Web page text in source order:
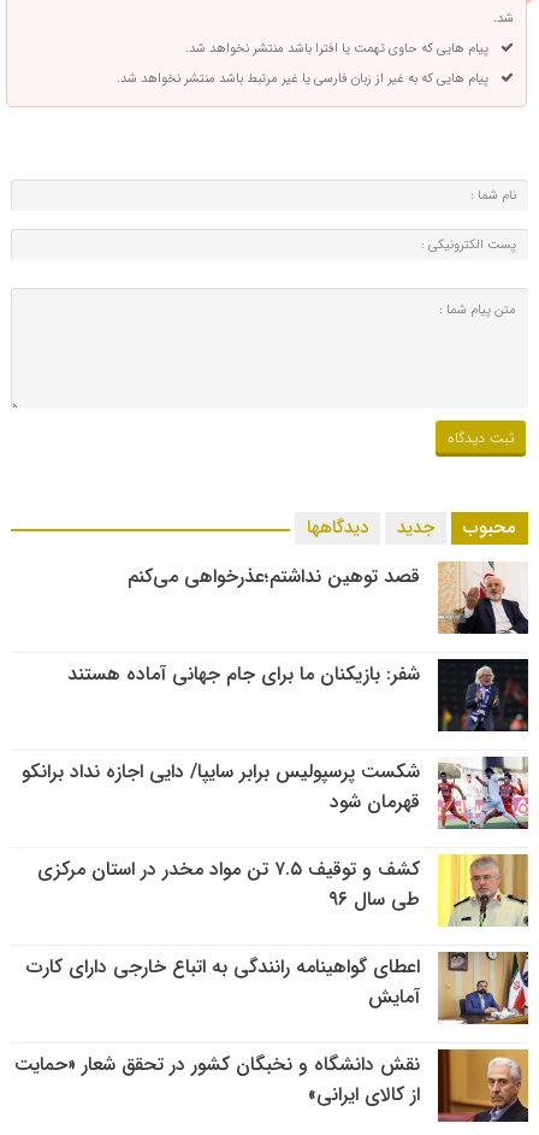
شد.
پیام هایی که حاوی تهمت یا افترا باشد منتشر نخواهد شد.
پیام هایی که به غیر از زبان فارسی یا غیر مرتبط باشد منتشر نخواهد شد.
محبوب جدید دیدگاهها
قصد توهین نداشتم؛عذرخواهی می‌کنم
شفر: بازیکنان ما برای جام جهانی آماده هستند
شکست پرسپولیس برابر سایپا/ دایی اجازه نداد برانکو
قهرمان شود
کشف و توقیف ۷.۵ تن مواد مخدر در استان مرکزی
طی سال ۹۶
اعطای گواهینامه رانندگی به اتباع خارجی دارای کارت
آمایش
نقش دانشگاه و نخبگان کشور در تحقق شعار «حمایت
از کالای ایرانی»